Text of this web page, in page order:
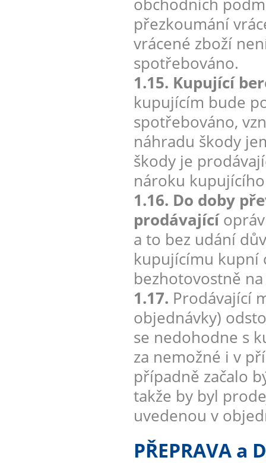
přezkoumání
vrácené zboží
spotřebováno.
1.15. Kupující
kupujícím bude
spotřebováno,
náhradu škody
škody je
nároku
1.16. Do doby
prodávající
a to bez udání
kupujícímu kupní
bezhotovostně
1.17. Prodávající
objednávky)
se nedohodne s
za nemožné i v
případně začalo
takže by byl
uvedenou v
PŘEPRAVA a